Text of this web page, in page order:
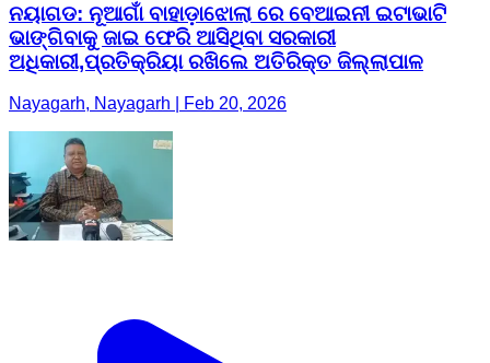
ନୟାଗଡ: ନୂଆଗାଁ ବାହାଡ଼ାଝୋଲା ରେ ବେଆଇନୀ ଇଟାଭାଟି
ଭାଙ୍ଗିବାକୁ ଜାଇ ଫେରି ଆସିଥିବା ସରକାରୀ
ଅଧିକାରୀ,ପ୍ରତିକ୍ରିୟା ରଖିଲେ ଅତିରିକ୍ତ ଜିଲ୍ଲାପାଳ
Nayagarh, Nayagarh | Feb 20, 2026